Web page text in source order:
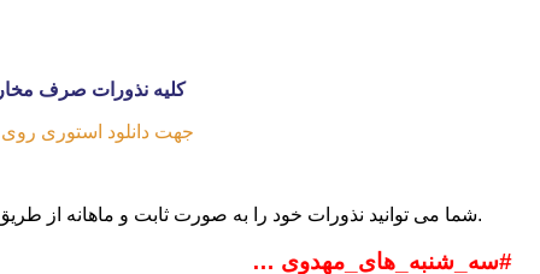
کلیه نذورات صرف
جهت دانلود استوری روی
شما می توانید نذورات خود را به صورت ثابت و ماهانه از طریق روش هایی که در این صفحه بیان خواهد شد پرداخت نمایید.
#سه_شنبه_های_مهدوی …